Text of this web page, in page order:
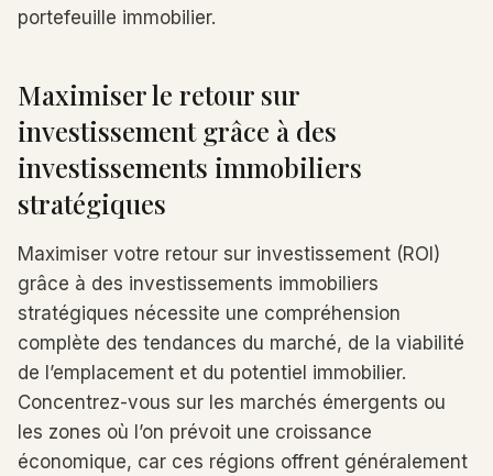
portefeuille immobilier.
Maximiser le retour sur
investissement grâce à des
investissements immobiliers
stratégiques
Maximiser votre retour sur investissement (ROI)
grâce à des investissements immobiliers
stratégiques nécessite une compréhension
complète des tendances du marché, de la viabilité
de l’emplacement et du potentiel immobilier.
Concentrez-vous sur les marchés émergents ou
les zones où l’on prévoit une croissance
économique, car ces régions offrent généralement